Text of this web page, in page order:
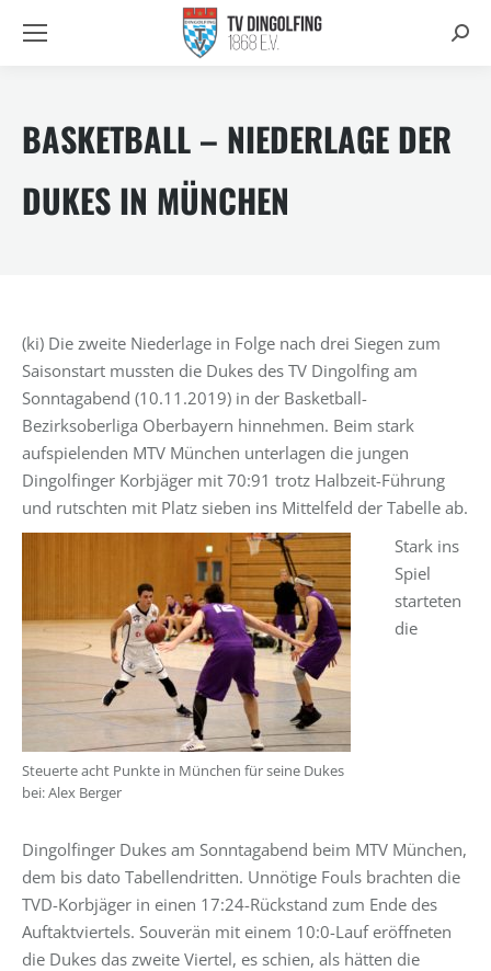
BASKETBALL – NIEDERLAGE DER
DUKES IN MÜNCHEN
(ki) Die zweite Niederlage in Folge nach drei Siegen zum
Saisonstart mussten die Dukes des TV Dingolfing am
Sonntagabend (10.11.2019) in der Basketball-
Bezirksoberliga Oberbayern hinnehmen. Beim stark
aufspielenden MTV München unterlagen die jungen
Dingolfinger Korbjäger mit 70:91 trotz Halbzeit-Führung
und rutschten mit Platz sieben ins Mittelfeld der Tabelle ab.
Steuerte acht Punkte in München für seine Dukes
bei: Alex Berger
Stark ins
Spiel
starteten
die
Dingolfinger Dukes am Sonntagabend beim MTV München,
dem bis dato Tabellendritten. Unnötige Fouls brachten die
TVD-Korbjäger in einen 17:24-Rückstand zum Ende des
Auftaktviertels. Souverän mit einem 10:0-Lauf eröffneten
die Dukes das zweite Viertel, es schien, als hätten die